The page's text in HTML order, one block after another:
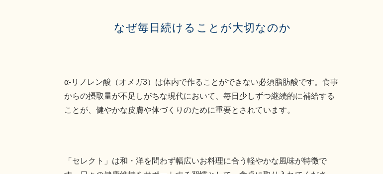
なぜ毎日続けることが大切なのか
α-リノレン酸（オメガ3）は体内で作ることができない必須脂肪酸です。食事
からの摂取量が不足しがちな現代において、毎日少しずつ継続的に補給する
ことが、健やかな皮膚や体づくりのために重要とされています。
「セレクト」は和・洋を問わず幅広いお料理に合う軽やかな風味が特徴で